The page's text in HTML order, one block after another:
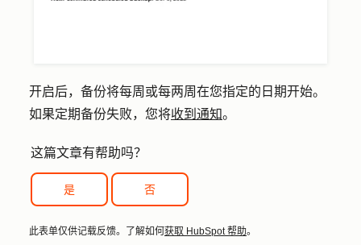
开启后，备份将每周或每两周在您指定的日期开始。
如果定期备份失败，您将收到通知。
这篇文章有帮助吗？
是 否
此表单仅供记载反馈。了解如何获取 HubSpot 帮助。